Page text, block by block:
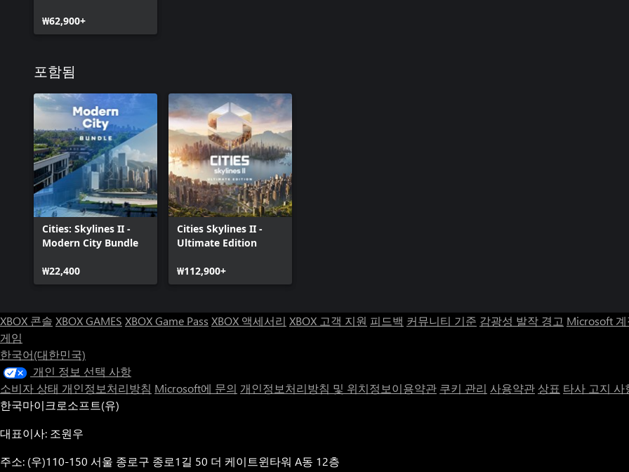
₩62,900+
포함됨
Cities: Skylines II -
Modern City Bundle
₩22,400
Cities Skylines II -
Ultimate Edition
₩112,900+
XBOX 콘솔 XBOX GAMES XBOX Game Pass XBOX 액세서리 XBOX 고객 지원 피드백 커뮤니티 기준 감광성 발작 경고 Microsoft
게임
한국어(대한민국)
개인 정보 선택 사항
소비자 상태 개인정보처리방침 Microsoft에 문의 개인정보처리방침 및 위치정보이용약관 쿠키 관리 사용약관 상표 타사 고지 사
한국마이크로소프트(유)
대표이사: 조원우
주소: (우)110-150 서울 종로구 종로1길 50 더 케이트윈타워 A동 12층